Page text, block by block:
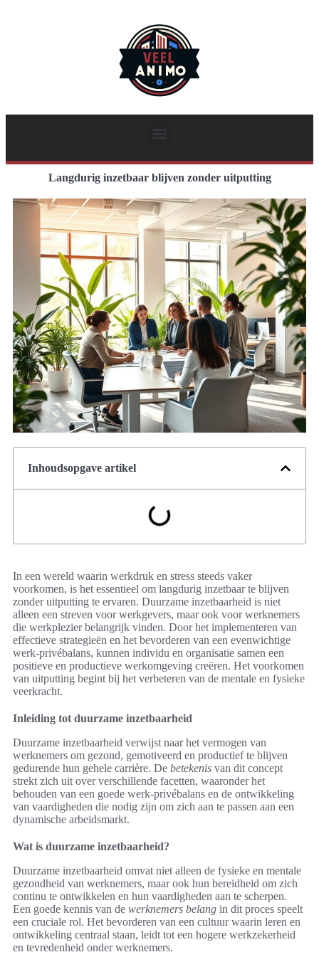
Langdurig inzetbaar blijven zonder uitputting
Inhoudsopgave artikel
In een wereld waarin werkdruk en stress steeds vaker
voorkomen, is het essentieel om langdurig inzetbaar te blijven
zonder uitputting te ervaren. Duurzame inzetbaarheid is niet
alleen een streven voor werkgevers, maar ook voor werknemers
die werkplezier belangrijk vinden. Door het implementeren van
effectieve strategieën en het bevorderen van een evenwichtige
werk-privébalans, kunnen individu en organisatie samen een
positieve en productieve werkomgeving creëren. Het voorkomen
van uitputting begint bij het verbeteren van de mentale en fysieke
veerkracht.
Inleiding tot duurzame inzetbaarheid
Duurzame inzetbaarheid verwijst naar het vermogen van
werknemers om gezond, gemotiveerd en productief te blijven
gedurende hun gehele carrière. De betekenis van dit concept
strekt zich uit over verschillende facetten, waaronder het
behouden van een goede werk-privébalans en de ontwikkeling
van vaardigheden die nodig zijn om zich aan te passen aan een
dynamische arbeidsmarkt.
Wat is duurzame inzetbaarheid?
Duurzame inzetbaarheid omvat niet alleen de fysieke en mentale
gezondheid van werknemers, maar ook hun bereidheid om zich
continu te ontwikkelen en hun vaardigheden aan te scherpen.
Een goede kennis van de werknemers belang in dit proces speelt
een cruciale rol. Het bevorderen van een cultuur waarin leren en
ontwikkeling centraal staan, leidt tot een hogere werkzekerheid
en tevredenheid onder werknemers.